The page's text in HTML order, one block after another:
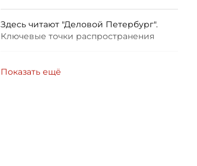
Здесь читают "Деловой Петербург".
Ключевые точки распространения
Показать ещё